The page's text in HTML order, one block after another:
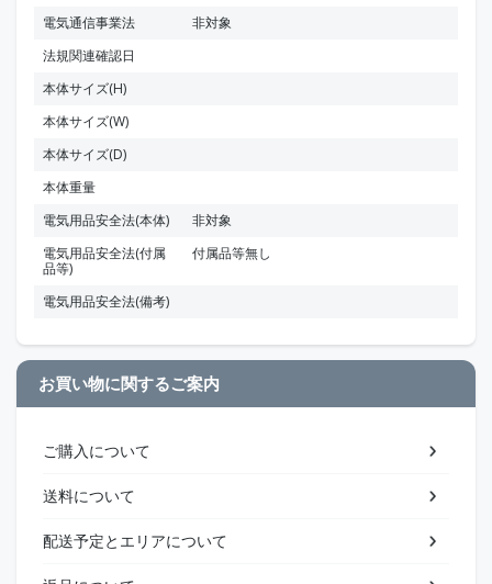
電気通信事業法
非対象
法規関連確認日
本体サイズ(H)
本体サイズ(W)
本体サイズ(D)
本体重量
電気用品安全法(本体)
非対象
電気用品安全法(付属
品等)
付属品等無し
電気用品安全法(備考)
お買い物に関するご案内
ご購入について
送料について
配送予定とエリアについて